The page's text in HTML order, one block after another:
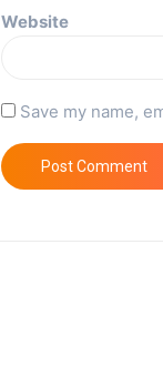
Website
Save my name,